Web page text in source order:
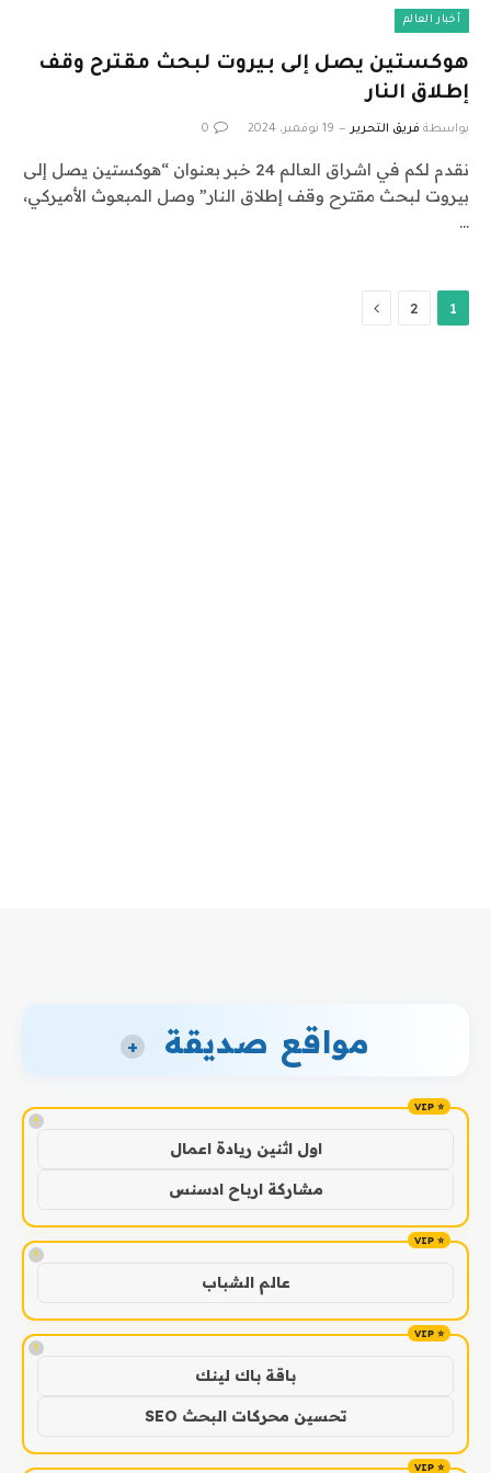
أخبار العالم
هوكستين يصل إلى بيروت لبحث مقترح وقف
إطلاق النار
بواسطة فريق التحرير 19 نوفمبر، 2024 0
نقدم لكم في اشراق العالم 24 خبر بعنوان “هوكستين يصل إلى
بيروت لبحث مقترح وقف إطلاق النار” وصل المبعوث الأميركي،
…
1
2 التالي
مواقع صديقة +
!
اول اثنين ريادة اعمال
مشاركة ارباح ادسنس
!
عالم الشباب
!
باقة باك لينك
تحسين محركات البحث SEO